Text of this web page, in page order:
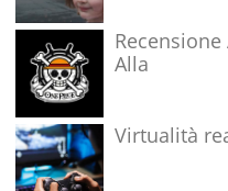
Alla
Virtualità